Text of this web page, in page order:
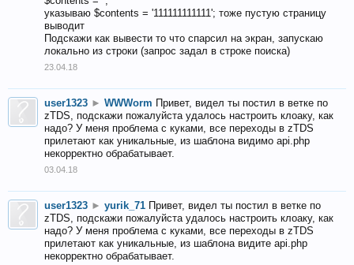
указываю $contents = '111111111111'; тоже пустую страницу
выводит
Подскажи как вывести то что спарсил на экран, запускаю
локально из строки (запрос задал в строке поиска)
23.04.18
user1323 ► WWWorm Привет, видел ты постил в ветке по
zTDS, подскажи пожалуйста удалось настроить клоаку, как
надо? У меня проблема с куками, все переходы в zTDS
прилетают как уникальные, из шаблона видимо api.php
некорректно обрабатывает.
03.04.18
user1323 ► yurik_71 Привет, видел ты постил в ветке по
zTDS, подскажи пожалуйста удалось настроить клоаку, как
надо? У меня проблема с куками, все переходы в zTDS
прилетают как уникальные, из шаблона видите api.php
некорректно обрабатывает.